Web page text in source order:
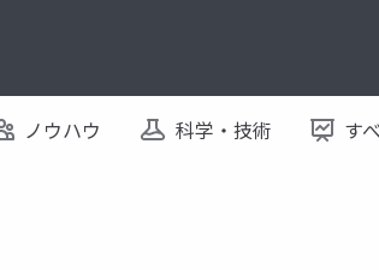
ノウハウ 科学・技術 す